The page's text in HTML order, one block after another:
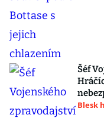
Šéf
Blesk